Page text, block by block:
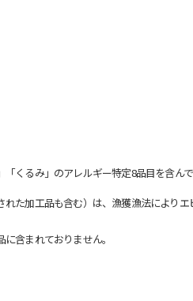
くるみ」のアレルギー特定8品目を含ん
た加工品も含む）は、漁獲漁法により
含まれておりません。